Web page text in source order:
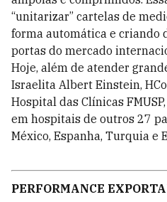
“unitarizar” cartelas de
forma automática e criando
portas do mercado
Hoje, além de atender
Israelita Albert Einstein,
Hospital das Clínicas
em hospitais de outros 27
México, Espanha, Turquia e
PERFORMANCE